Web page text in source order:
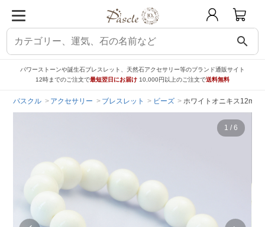
search
パワーストーンや誕生石ブレスレット、天然石アクセサリー等のブランド通販サイト
12時までのご注文で最短翌日にお届け 10,000円以上のご注文で送料無料
パスクル アクセサリー ブレスレット ビーズ ホワイトオニキス12mm
1 / 6